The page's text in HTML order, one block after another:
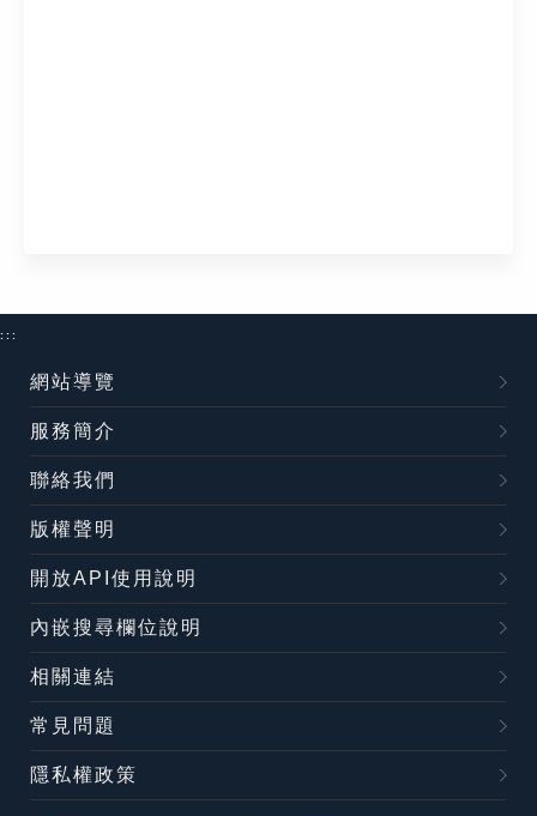
:::
網站導覽
服務簡介
聯絡我們
版權聲明
開放API使用說明
內嵌搜尋欄位說明
相關連結
常見問題
隱私權政策